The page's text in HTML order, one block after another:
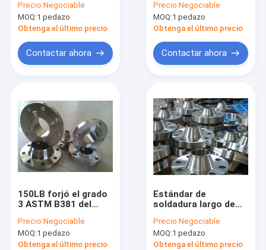
Productos
Sobre nosotros
Recorrido por la fábrica
Noticias
trabajaba a máquina
Gr12 para el gas
natural
Precio:Negociable
MOQ:1 pedazo
Obtenga el último precio
Contactar ahora
resbalón en el
tamaño el 1/2” - 24"
del reborde ciego
Precio:Negociable
MOQ:1 pedazo
Obtenga el último precio
Contactar ahora
150LB forjó el grado
3 ASTM B381 del
del cuello de la
soldadura del titanio
Precio:Negociable
MOQ:1 pedazo
Obtenga el último precio
Estándar de
soldadura largo de
del reborde del cuello
de Uns S32750
Precio:Negociable
MOQ:1 pedazo
Obtenga el último precio